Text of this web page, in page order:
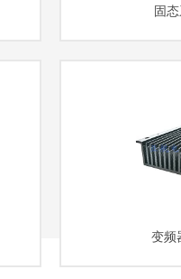
固
变频